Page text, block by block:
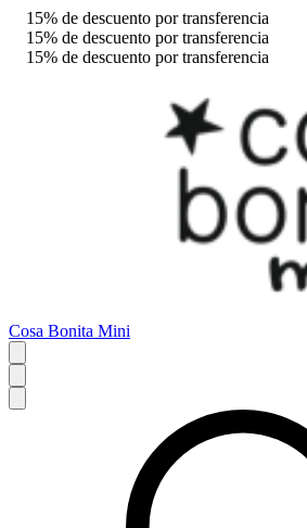
15% de descuento por transferencia
15% de descuento por transferencia
15% de descuento por transferencia
Cosa Bonita Mini